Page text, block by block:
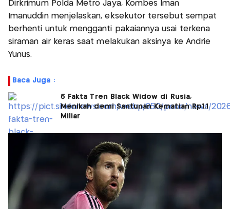
Dirkrimum Polda Metro Jaya, Kombes Iman
Imanuddin menjelaskan, eksekutor tersebut sempat
berhenti untuk mengganti pakaiannya usai terkena
siraman air keras saat melakukan aksinya ke Andrie
Yunus.
Baca Juga :
5 Fakta Tren Black Widow di Rusia,
Menikah demi Santunan Kematian Rp1,1
Miliar